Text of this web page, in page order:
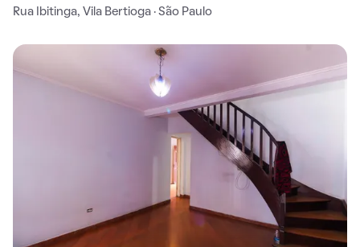
Rua Ibitinga, Vila Bertioga · São Paulo